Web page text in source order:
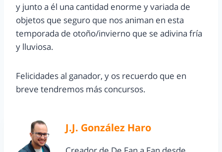
y junto a él una cantidad enorme y variada de
objetos que seguro que nos animan en esta
temporada de otoño/invierno que se adivina fría
y lluviosa.
Felicidades al ganador, y os recuerdo que en
breve tendremos más concursos.
J.J. González Haro